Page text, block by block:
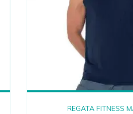
REGATA FITNESS